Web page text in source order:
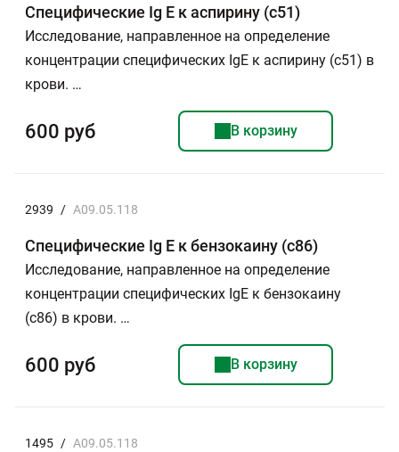
Специфические Ig E к аспирину (с51)
Исследование, направленное на определение
концентрации специфических IgE к аспирину (с51) в
крови. …
600 руб В корзину
2939 / A09.05.118
Специфические Ig E к бензокаину (c86)
Исследование, направленное на определение
концентрации специфических IgE к бензокаину
(с86) в крови. …
600 руб В корзину
1495 / A09.05.118